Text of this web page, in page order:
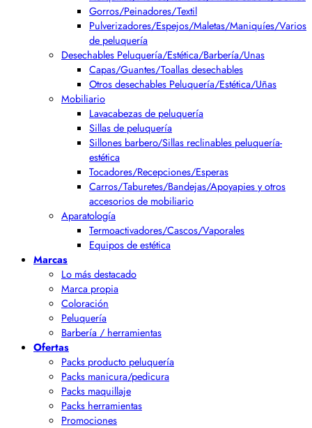
Gorros/Peinadores/Textil
Pulverizadores/Espejos/Maletas/Maniquíes/Varios
de peluquería
Desechables Peluquería/Estética/Barbería/Unas
Capas/Guantes/Toallas desechables
Otros desechables Peluquería/Estética/Uñas
Mobiliario
Lavacabezas de peluquería
Sillas de peluquería
Sillones barbero/Sillas reclinables peluquería-
estética
Tocadores/Recepciones/Esperas
Carros/Taburetes/Bandejas/Apoyapies y otros
accesorios de mobiliario
Aparatología
Termoactivadores/Cascos/Vaporales
Equipos de estética
Marcas
Lo más destacado
Marca propia
Coloración
Peluquería
Barbería / herramientas
Ofertas
Packs producto peluquería
Packs manicura/pedicura
Packs maquillaje
Packs herramientas
Promociones